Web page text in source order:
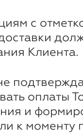
с
Клиента.
оплаты
и
к моменту